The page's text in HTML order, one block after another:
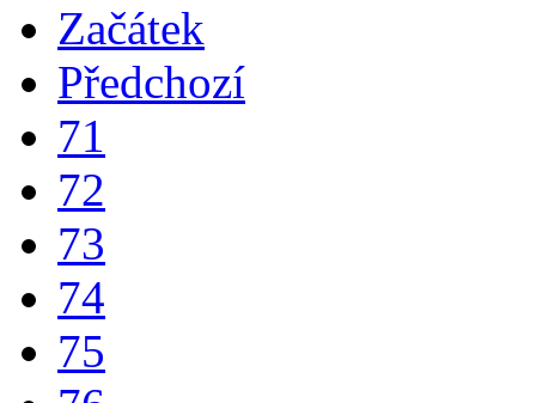
Začátek
Předchozí
71
72
73
74
75